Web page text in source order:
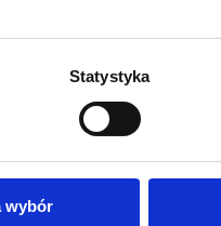
Statystyka
wybór